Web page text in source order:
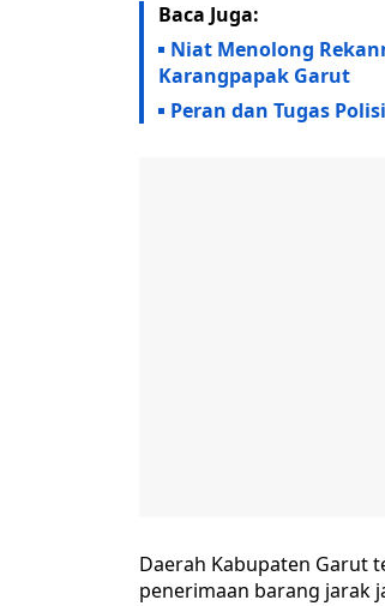
Baca Juga:
Niat Menolong
Karangpapak Garut
Peran dan Tugas
Daerah Kabupaten Garut
penerimaan barang jarak